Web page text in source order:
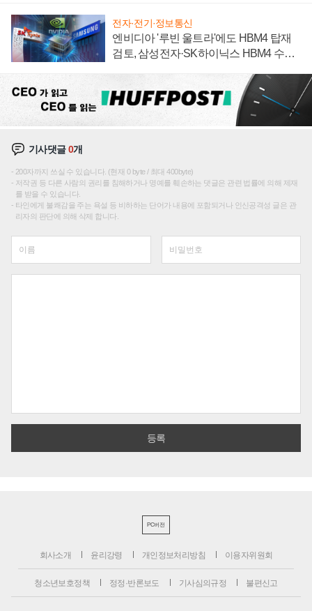
전자·전기·정보통신
엔비디아 '루빈 울트라'에도 HBM4 탑재
검토, 삼성전자·SK하이닉스 HBM4 수율
기사댓글0개
200자까지 쓰실 수 있습니다. (현재 0 byte / 최대 400byte)
저작권 등 다른 사람의 권리를 침해하거나 명예를 훼손하는 댓글은 관련 법률에 의해 제재
를 받을 수 있습니다.
타인에게 불쾌감을 주는 욕설 등 비하하는 단어가 내용에 포함되거나 인신공격성 글은 관
리자의 판단에 의해 삭제 합니다.
PC버전
회사소개 윤리강령 개인정보처리방침 이용자위원회
청소년보호정책 정정·반론보도 기사심의규정 불편신고